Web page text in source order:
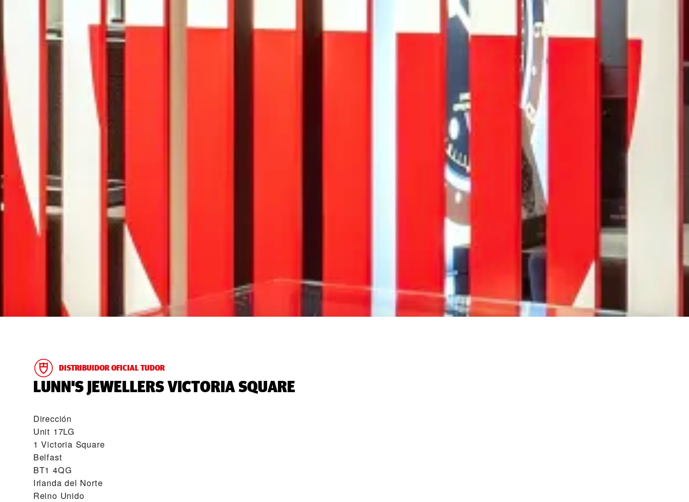
DISTRIBUIDOR OFICIAL TUDOR
‭LUNN'S JEWELLERS VICTORIA SQUARE‬
Dirección
Unit 17LG
1 Victoria Square
Belfast
BT1 4QG
Irlanda del Norte
Reino Unido